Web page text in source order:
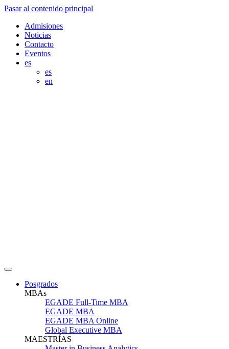
Pasar al contenido principal
Admisiones
Noticias
Contacto
Eventos
es
es
en
Posgrados
MBAs
EGADE Full-Time MBA
EGADE MBA
EGADE MBA Online
Global Executive MBA
MAESTRÍAS